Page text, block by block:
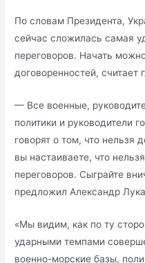
По словам Президента,
сейчас сложилась самая
переговоров. Начать
договоренностей, считает
— Все военные,
политики и руководители
говорят о том, что нельзя
вы настаиваете, что
переговоров. Сыграйте
предложил Александр
«Мы видим, как по ту
ударными темпами
военно-морские базы,